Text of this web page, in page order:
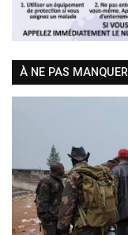
À NE PAS MANQUER